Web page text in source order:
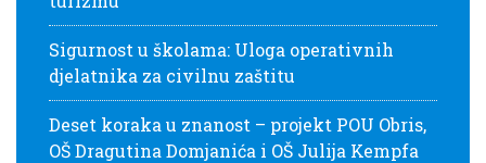
Sigurnost u školama: Uloga operativnih
djelatnika za civilnu zaštitu
Deset koraka u znanost – projekt POU Obris,
OŠ Dragutina Domjanića i OŠ Julija Kempfa